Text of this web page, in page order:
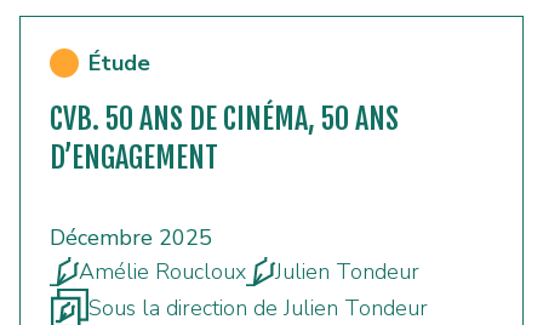
Étude
CVB. 50 ANS DE CINÉMA, 50 ANS
D’ENGAGEMENT
Décembre 2025
Amélie Roucloux
Julien Tondeur
Sous la direction de Julien Tondeur